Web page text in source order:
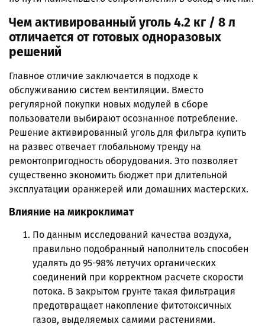
Чем активированный уголь 4.2 кг / 8 л
отличается от готовых одноразовых
решений
Главное отличие заключается в подходе к
обслуживанию систем вентиляции. Вместо
регулярной покупки новых модулей в сборе
пользователи выбирают осознанное потребление.
Решение активированный уголь для фильтра купить
на развес отвечает глобальному тренду на
ремонтопригодность оборудования. Это позволяет
существенно экономить бюджет при длительной
эксплуатации оранжерей или домашних мастерских.
Влияние на микроклимат
По данным исследований качества воздуха,
правильно подобранный наполнитель способен
удалять до 95-98% летучих органических
соединений при корректном расчете скорости
потока. В закрытом грунте такая фильтрация
предотвращает накопление фитотоксичных
газов, выделяемых самими растениями.